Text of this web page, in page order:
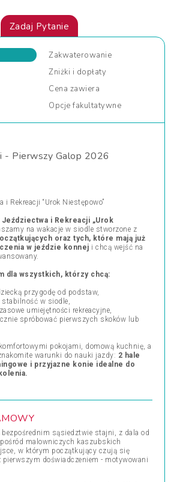
Zadaj Pytanie
Zakwaterowanie
Zniżki i dopłaty
Cena zawiera
Opcje fakultatywne
- Pierwszy Galop 2026
i Rekreacji “Urok Niestępowo”
i Rekreacji „Urok
na wakacje w siodle stworzone z
oraz tych, które mają już
w jeździe konnej i chcą wejść na
dla wszystkich, którzy chcą:
przygodę od podstaw,
w siodle,
umiejętności rekreacyjne,
spróbować pierwszych skoków lub
pokojami, domową kuchnię, a
warunki do nauki jazdy: 2 hale
i przyjazne konie idealne do
sąsiedztwie stajni, z dala od
malowniczych kaszubskich
w którym początkujący czują się
pierwszym doświadczeniem - motywowani